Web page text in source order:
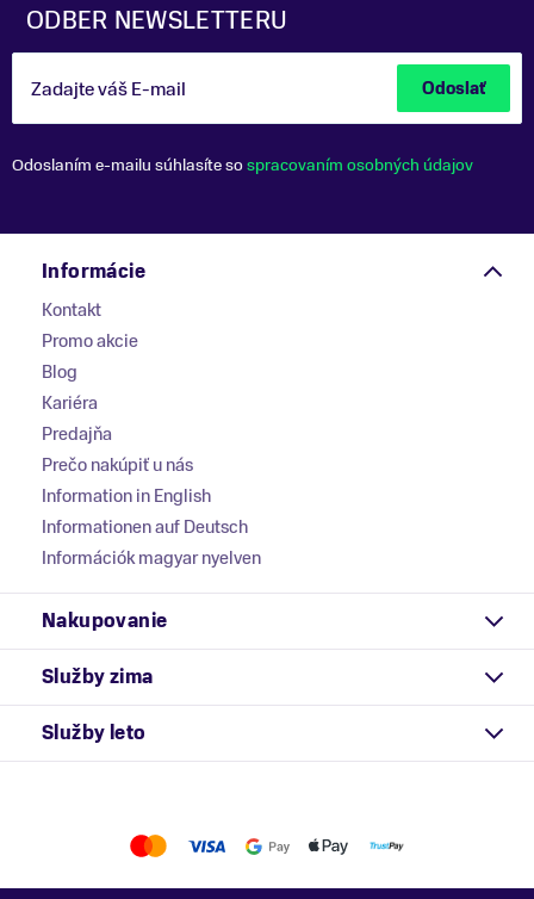
ODBER NEWSLETTERU
Zadajte váš E-mail Odoslať
Odoslaním e-mailu súhlasíte sospracovaním osobných údajov
Informácie
Kontakt
Promo akcie
Blog
Kariéra
Predajňa
Prečo nakúpiť u nás
Information in English
Informationen auf Deutsch
Információk magyar nyelven
Nakupovanie
Služby zima
Služby leto